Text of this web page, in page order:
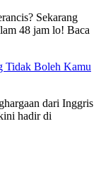
Sekarang
48 jam lo! Baca
Tidak Boleh Kamu
dari Inggris
hadir di